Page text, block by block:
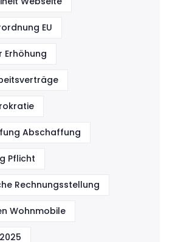
EU
Erhöhung
Abschaffung
Pflicht
Rechnungsstellung
Wohnmobile